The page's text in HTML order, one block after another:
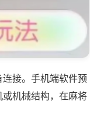
接。手机端软件预
机械结构，在麻将